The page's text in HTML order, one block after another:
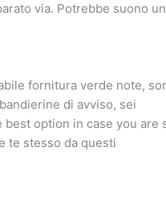
via. Potrebbe suono
fornitura verde note,
di avviso, sei
option in case you
te stesso da questi